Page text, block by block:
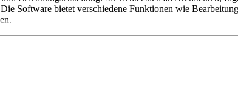
Software bietet verschiedene Funktionen wie